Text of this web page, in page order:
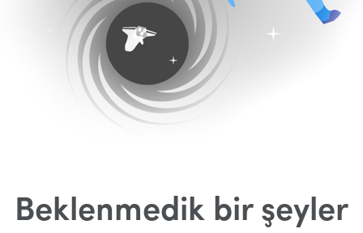
Beklenmedik bir şeyler